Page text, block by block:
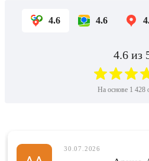
4.6 4.6
4.6 из
На основе 1 428
30.07.2026